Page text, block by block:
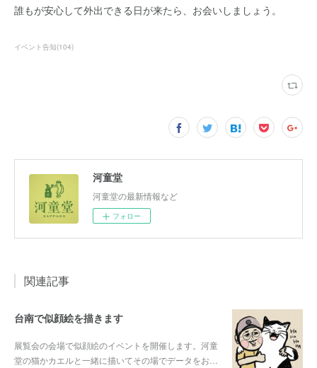
誰もが安心して外出できる日が来たら、お会いしましょう。
イベント告知(104)
河童堂
河童堂の最新情報など
フォロー
関連記事
台南で似顔絵を描きます
展覧会の会場で似顔絵のイベントを開催します。河童
堂の猫かカエルと一緒に描いてその場でデータをお…